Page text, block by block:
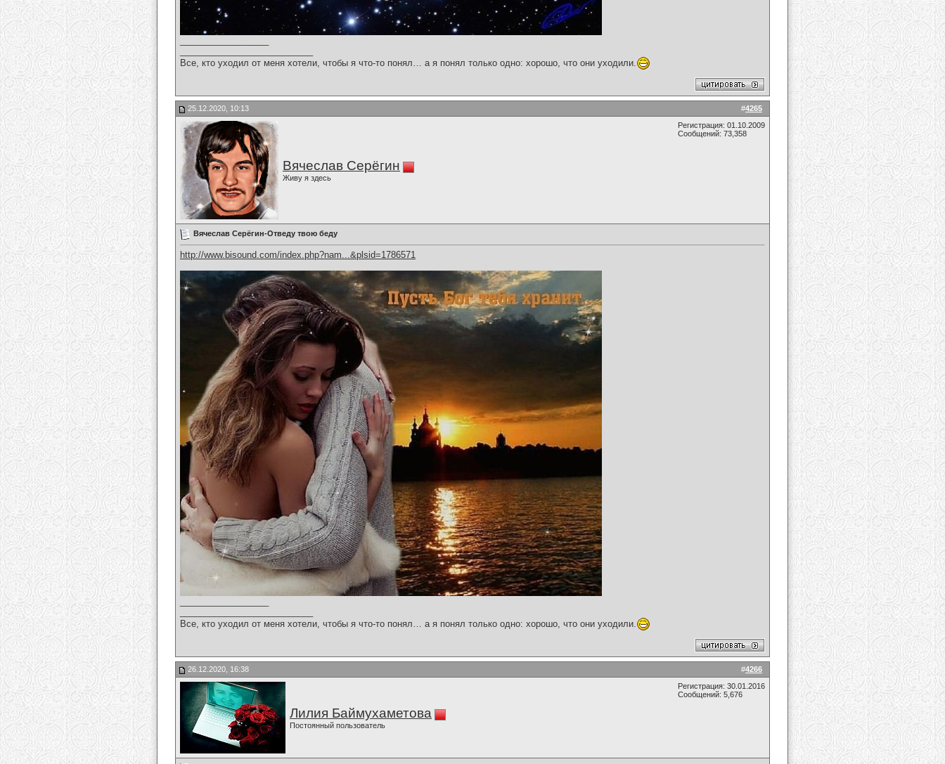
Все, кто уходил от меня хотели, чтобы я что-то понял… а я понял только одно: хорошо, что они уходили.
#4265
25.12.2020, 10:13
Вячеслав Серёгин
Живу я здесь
Регистрация: 01.10.2009
Сообщений: 73,358
Вячеслав Серёгин-Отведу твою беду
http://www.bisound.com/index.php?nam...&plsid=1786571
Все, кто уходил от меня хотели, чтобы я что-то понял… а я понял только одно: хорошо, что они уходили.
#4266
26.12.2020, 16:38
Лилия Баймухаметова
Постоянный пользователь
Регистрация: 30.01.2016
Сообщений: 5,676